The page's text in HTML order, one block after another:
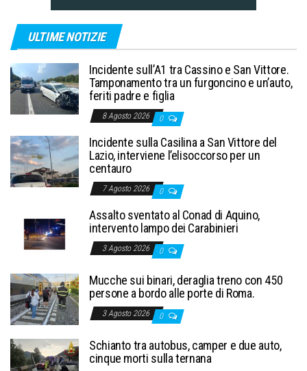
ULTIME NOTIZIE
Incidente sull’A1 tra Cassino e San Vittore.
Tamponamento tra un furgoncino e un’auto,
feriti padre e figlia
8 Agosto 2026 0
Incidente sulla Casilina a San Vittore del
Lazio, interviene l’elisoccorso per un
centauro
7 Agosto 2026 0
Assalto sventato al Conad di Aquino,
intervento lampo dei Carabinieri
3 Agosto 2026 0
Mucche sui binari, deraglia treno con 450
persone a bordo alle porte di Roma.
3 Agosto 2026 0
Schianto tra autobus, camper e due auto,
cinque morti sulla ternana